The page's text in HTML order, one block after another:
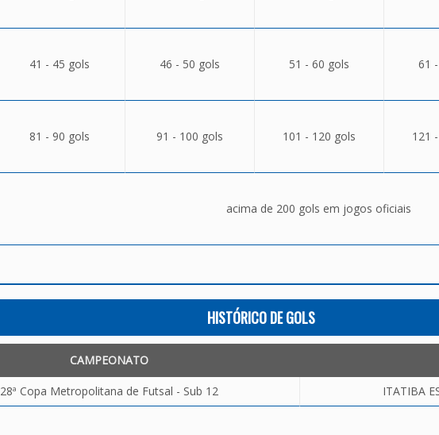
41 - 45 gols 46 - 50 gols 51 - 60 gols 61
81 - 90 gols 91 - 100 gols 101 - 120 gols 121
acima de 200 gols em jogos oficiais
HISTÓRICO DE GOLS
CAMPEONATO
28ª Copa Metropolitana de Futsal - Sub 12 ITATIBA